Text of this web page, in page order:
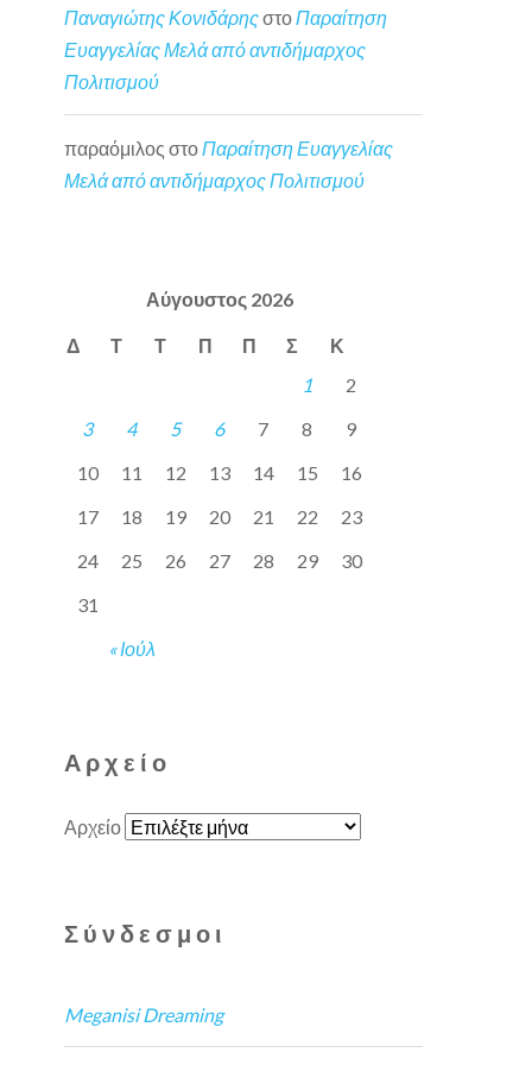
Παναγιώτης ΚονιδάρηςστοΠαραίτηση
Ευαγγελίας Μελά από αντιδήμαρχος
Πολιτισμού
παραόμιλος στο Παραίτηση Ευαγγελίας
Μελά από αντιδήμαρχος Πολιτισμού
Αύγουστος 2026
Δ Τ Τ Π Π Σ Κ
« Ιούλ
1
2
3
4 5 6 7 8
9
10
11 12 13 14 15
16
17
18 19 20 21 22
23
24
25 26 27 28 29
30
31
Αρχείο
Αρχείο
Σύνδεσμοι
Meganisi Dreaming